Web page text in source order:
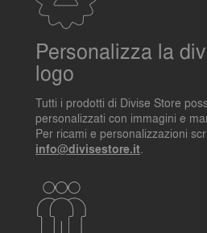
Personalizza la
logo
Tutti i prodotti di Divise Store
personalizzati con immagini e
Per ricami e personalizzazioni
info@divisestore.it.